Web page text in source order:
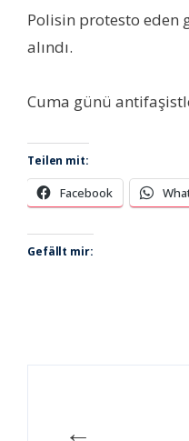
Polisin protesto eden
alındı.
Cuma günü
Teilen mit:
Facebook
Gefällt mir:
←